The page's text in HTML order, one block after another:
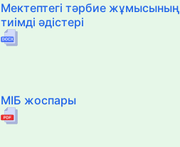
Мектептегі тәрбие жұмысының
тиімді әдістері
МІБ жоспары